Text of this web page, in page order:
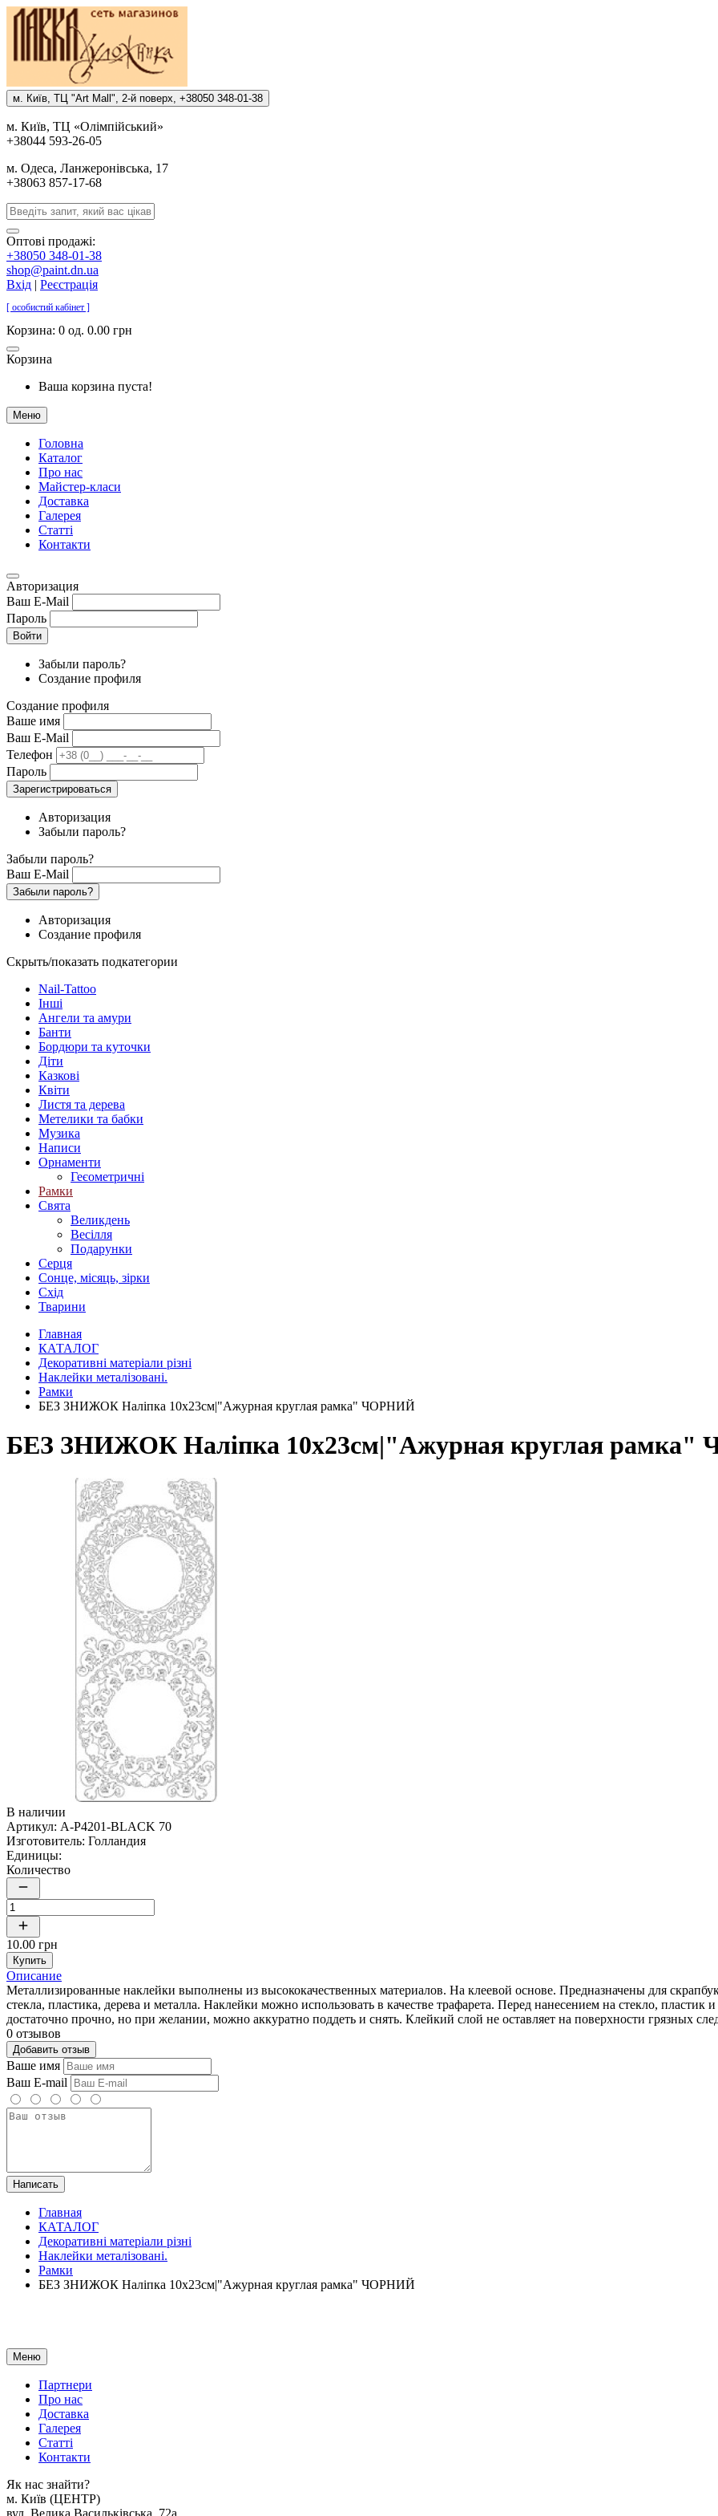
м. Киïв, ТЦ "Art Mall", 2-й поверх, +38050 348-01-38
м. Киïв, ТЦ «Олiмпiйський»
+38044 593-26-05
м. Одеса, Ланжеронiвська, 17
+38063 857-17-68
Оптові продажі:
+38050 348-01-38
shop@paint.dn.ua
Вхід | Реєстрація
[ особистий кабінет ]
Корзина: 0 од. 0.00 грн
Корзина
Ваша корзина пуста!
Меню
Головна
Каталог
Про нас
Майстер-класи
Доставка
Галерея
Статтi
Контакти
Авторизация
Ваш E-Mail
Пароль
Войти
Забыли пароль?
Создание профиля
Создание профиля
Ваше имя
Ваш E-Mail
Телефон
Пароль
Зарегистрироваться
Авторизация
Забыли пароль?
Забыли пароль?
Ваш E-Mail
Забыли пароль?
Авторизация
Создание профиля
Скрыть/показать подкатегории
Nail-Tattoo
Інші
Ангели та амури
Банти
Бордюри та куточки
Діти
Казкові
Квіти
Листя та дерева
Метелики та бабки
Музика
Написи
Орнаменти
Геєометричні
Рамки
Свята
Великдень
Весілля
Подарунки
Серця
Сонце, місяць, зірки
Схід
Тварини
Главная
КАТАЛОГ
Декоративні матеріали різні
Наклейки металізовані.
Рамки
БЕЗ ЗНИЖОК Наліпка 10х23см|"Ажурная круглая рамка" ЧОРНИЙ
БЕЗ ЗНИЖОК Наліпка 10х23см|"Ажурная круглая
В наличии
Артикул: A-P4201-BLACK 70
Изготовитель: Голландия
Единицы:
Количество
10.00 грн
Купить
Описание
Металлизированные наклейки выполнены из высококачественных материалов. На клеевой основе. Предназначены для
стекла, пластика, дерева и металла. Наклейки можно использовать в качестве трафарета. Перед нанесением на стекло,
достаточно прочно, но при желании, можно аккуратно поддеть и снять. Клейкий слой не оставляет на поверхности грязных
0 отзывов
Добавить отзыв
Ваше имя
Ваш E-mail
Написать
Главная
КАТАЛОГ
Декоративні матеріали різні
Наклейки металізовані.
Рамки
БЕЗ ЗНИЖОК Наліпка 10х23см|"Ажурная круглая рамка" ЧОРНИЙ
Меню
Партнери
Про нас
Доставка
Галерея
Статтi
Контакти
Як наc знайти?
м. Киïв (ЦЕНТР)
вул. Велика Васильківська, 72а